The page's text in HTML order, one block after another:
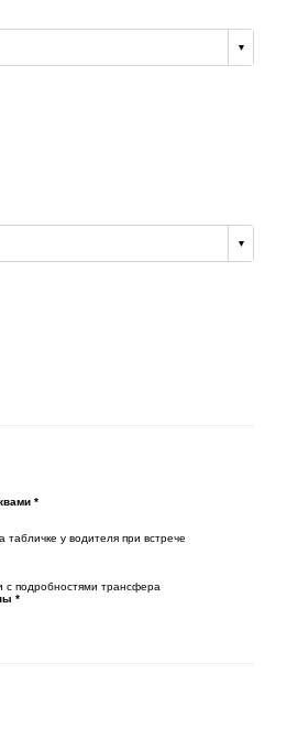
*
у водителя при встрече
подробностями трансфера
*